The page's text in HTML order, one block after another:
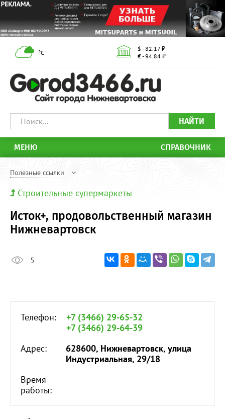
°С
$ - 82.17 ₽
€ - 94.84 ₽
НАЙТИ
МЕНЮ СПРАВОЧНИК
Полезные ссылки
Строительные супермаркеты
Исток+, продовольственный магазин
Нижневартовск
5
Телефон:
+7 (3466) 29-65-32
+7 (3466) 29-64-39
Адрес:
628600, Нижневартовск, улица
Индустриальная, 29/18
Время
работы: